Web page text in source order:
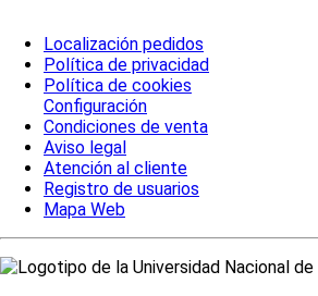
Localización pedidos
Política de privacidad
Política de cookies
Configuración
Condiciones de venta
Aviso legal
Atención al cliente
Registro de usuarios
Mapa Web